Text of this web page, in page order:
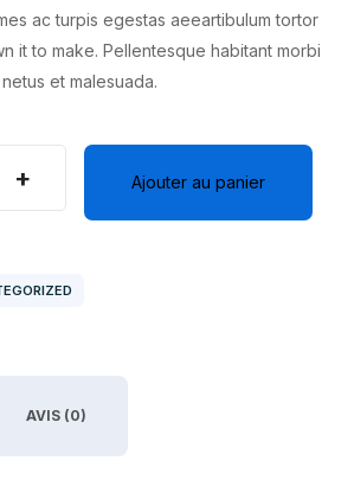
ac turpis egestas aeeartibulum tortor
it to make. Pellentesque habitant morbi
et malesuada.
+ Ajouter au panier
AVIS (0)